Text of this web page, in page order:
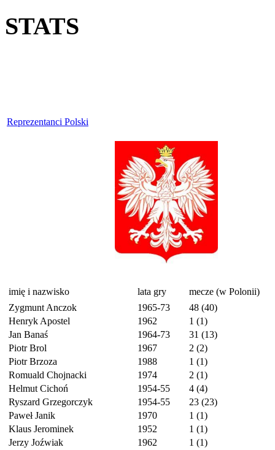
STATS
Reprezentanci Polski
imię i nazwisko lata gry
mecze (w Polonii)
Zygmunt Anczok
1965-73
48 (40)
Henryk Apostel
1962
1 (1)
Jan Banaś
1964-73
31 (13)
Piotr Brol
1967
2 (2)
Piotr Brzoza
1988
1 (1)
Romuald Chojnacki
1974
2 (1)
Helmut Cichoń
1954-55
4 (4)
Ryszard Grzegorczyk
1954-55
23 (23)
Paweł Janik
1970
1 (1)
Klaus Jerominek
1952
1 (1)
Jerzy Joźwiak
1962
1 (1)